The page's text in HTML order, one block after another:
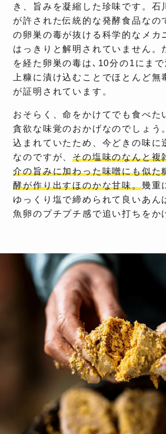
き、旨みを凝縮した珍味です。石
が許された伝統的な発酵食品なの
の卵巣の毒が抜ける科学的なメカ
はっきりと解明されていません。
を経た卵巣の毒は､10分の1にま
上糠に漬け込むことでほとんど無
が証明されています。
おそらく、命をかけてでも食べた
貪欲な味覚のおかげなのでしょう
込まれていたため、今どきの味に
なのですが、その塩味のなんと複
介の旨みに加わった味噌にも似た
酵が作り出すほのかな甘味。幾重
ゆっくり塩で締められて良いあん
魚卵のプチプチ感で追い打ちをか